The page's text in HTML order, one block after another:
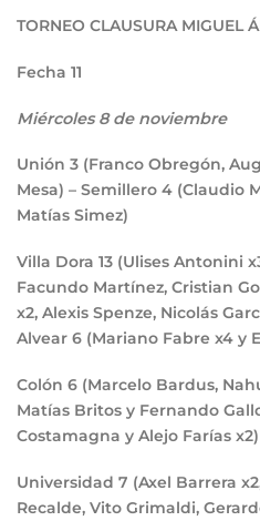
TORNEO CLAUSURA MIGUEL
Fecha 11
Miércoles 8 de noviembre
Unión 3 (Franco Obregón,
Mesa) – Semillero 4 (Claudio
Matías Simez)
Villa Dora 13 (Ulises Antonini
Facundo Martínez, Cristian
x2, Alexis Spenze, Nicolás
Alvear 6 (Mariano Fabre x4 y
Colón 6 (Marcelo Bardus,
Matías Britos y Fernando
Costamagna y Alejo Farías x2)
Universidad 7 (Axel Barrera
Recalde, Vito Grimaldi,